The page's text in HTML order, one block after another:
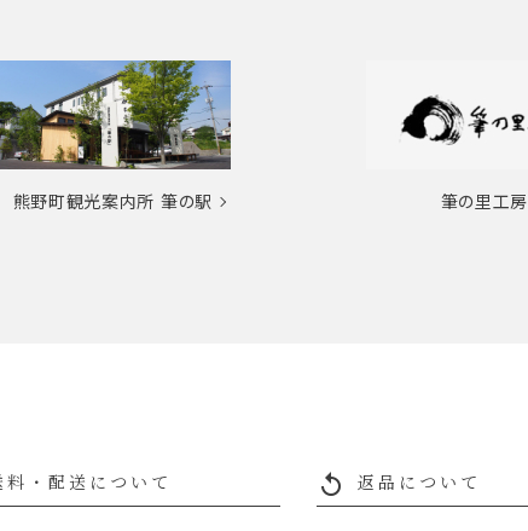
熊野町観光案内所 筆の駅 筆の里工房
料・配送について replay 返品について